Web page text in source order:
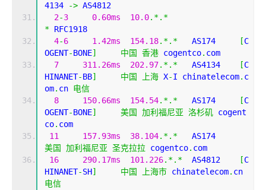
4134 -> AS4812
2-3 0.60ms 10.0.*.*
* RFC1918
4-6 1.42ms 154.18.*.*
   AS174
[C
OGENT-BONE] 中国 香港 cogentco. com
7
311.26ms 202.97.*.*
   AS4134
[C
HINANET-BB] 中国 上海 X-I chinatelecom. c
om. cn 电信
8
150.66ms 154.54.*.*
   AS174
[C
OGENT-BONE] 美国 加利福尼亚 洛杉矶 cogent
co. com
11
157.93ms 38.104.*.*
美国
加利福尼亚 圣克拉拉 cogentco. com
16
290.17ms 101.226.*.*
  AS4812
[C
HINANET-SH] 中国 上海市 chinatelecom.
电信